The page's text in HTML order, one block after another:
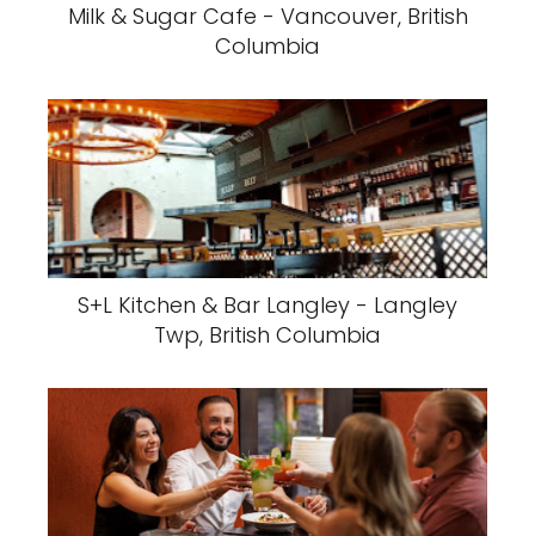
Milk & Sugar Cafe - Vancouver, British
Columbia
S+L Kitchen & Bar Langley - Langley
Twp, British Columbia